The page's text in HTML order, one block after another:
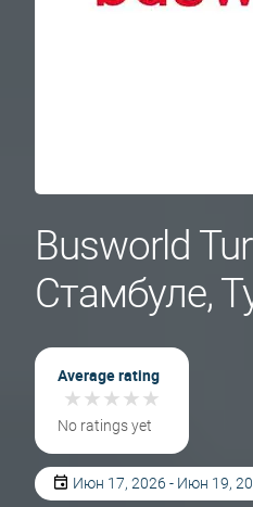
Busworld
Стамбуле,
Average rating
★★★★★
★★★★★
No ratings yet
Июн 17, 2026 - Июн 19,